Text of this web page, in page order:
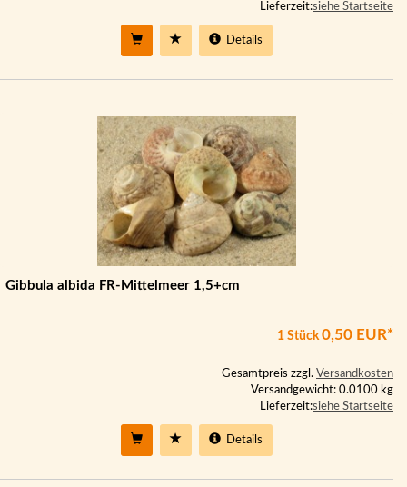
Lieferzeit:siehe Startseite
Details
Gibbula albida FR-Mittelmeer 1,5+cm
1 Stück0,50 EUR*
Gesamtpreis zzgl. Versandkosten
Versandgewicht: 0.0100 kg
Lieferzeit:siehe Startseite
Details